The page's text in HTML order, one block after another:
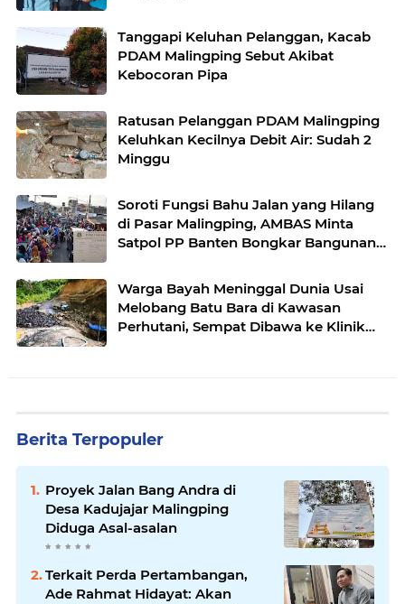
Tanggapi Keluhan Pelanggan, Kacab
PDAM Malingping Sebut Akibat
Kebocoran Pipa
Ratusan Pelanggan PDAM Malingping
Keluhkan Kecilnya Debit Air: Sudah 2
Minggu
Soroti Fungsi Bahu Jalan yang Hilang
di Pasar Malingping, AMBAS Minta
Satpol PP Banten Bongkar Bangunan
Warga Bayah Meninggal Dunia Usai
Melobang Batu Bara di Kawasan
Perhutani, Sempat Dibawa ke Klinik
Berita Terpopuler
Proyek Jalan Bang Andra di
Desa Kadujajar Malingping
Diduga Asal-asalan
Terkait Perda Pertambangan,
Ade Rahmat Hidayat: Akan